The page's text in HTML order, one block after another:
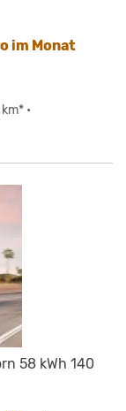
im Monat
•
58 kWh 140